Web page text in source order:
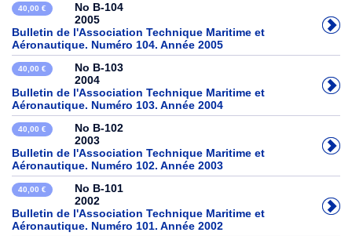
40,00 €
No B-104
2005
Bulletin de l'Association Technique Maritime et
Aéronautique. Numéro 104. Année 2005
40,00 €
No B-103
2004
Bulletin de l'Association Technique Maritime et
Aéronautique. Numéro 103. Année 2004
40,00 €
No B-102
2003
Bulletin de l'Association Technique Maritime et
Aéronautique. Numéro 102. Année 2003
40,00 €
No B-101
2002
Bulletin de l'Association Technique Maritime et
Aéronautique. Numéro 101. Année 2002